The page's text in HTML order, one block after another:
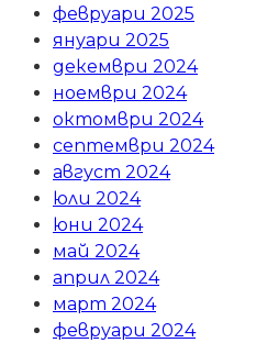
февруари 2025
януари 2025
декември 2024
ноември 2024
октомври 2024
септември 2024
август 2024
юли 2024
юни 2024
май 2024
април 2024
март 2024
февруари 2024